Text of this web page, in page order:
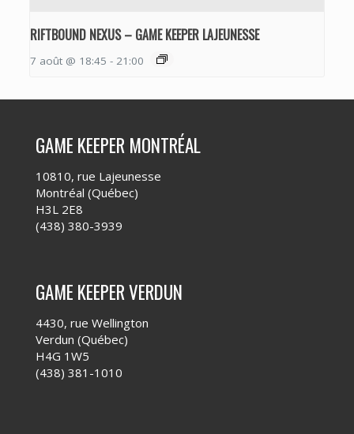
RIFTBOUND NEXUS – GAME KEEPER LAJEUNESSE
7 août @ 18:45 - 21:00
GAME KEEPER MONTRÉAL
10810, rue Lajeunesse
Montréal (Québec)
H3L 2E8
(438) 380-3939
GAME KEEPER VERDUN
4430, rue Wellington
Verdun (Québec)
H4G 1W5
(438) 381-1010